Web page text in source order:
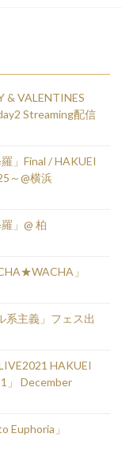
& VALENTINES
Streaming配信
」Final / HAKUEI
～@横浜
」@ 柏
」
系主義」フェス出
HAKUEI
」 December
Euphoria」